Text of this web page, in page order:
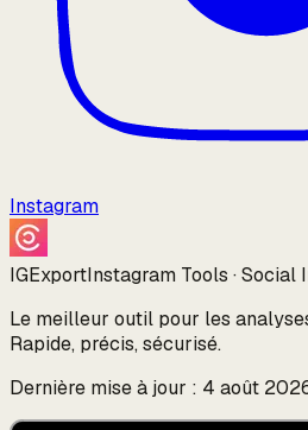
Instagram
IGExportInstagram Tools · Social
Le meilleur outil pour les
Rapide, précis, sécurisé.
Dernière mise à jour : 4 août